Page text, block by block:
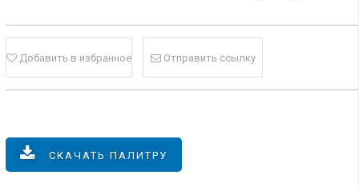
Добавить в избранное Отправить ссылку
СКАЧАТЬ ПАЛИТРУ